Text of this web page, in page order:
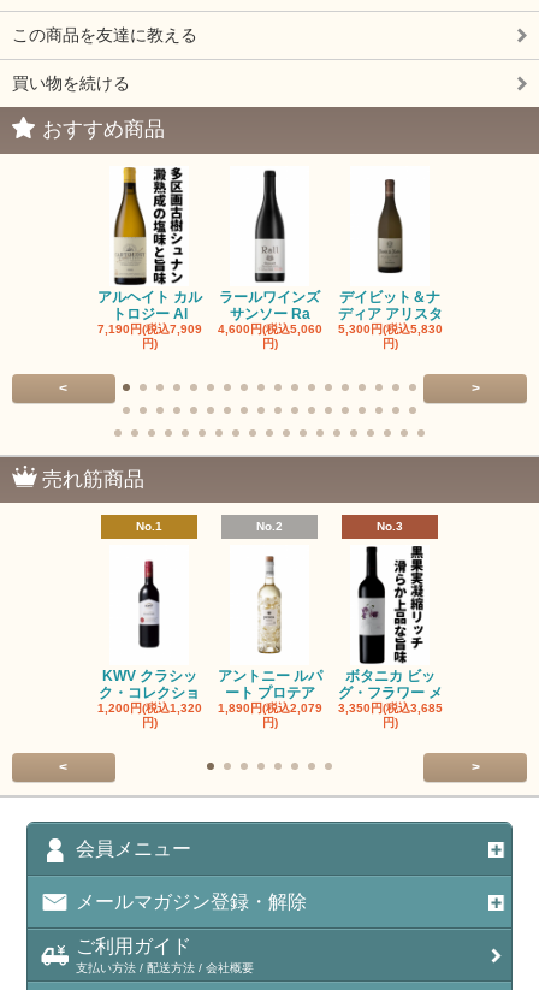
この商品を友達に教える
買い物を続ける
おすすめ商品
アルヘイト カル
トロジー Al
7,190円(税込7,909
円)
ラールワインズ
サンソー Ra
4,600円(税込5,060
円)
デイビット＆ナ
ディア アリスタ
5,300円(税込5,830
円)
< >
売れ筋商品
No.1
KWV クラシッ
ク・コレクショ
1,200円(税込1,320
円)
No.2
アントニー ルパ
ート プロテア
1,890円(税込2,079
円)
No.3
ボタニカ ビッ
グ・フラワー メ
3,350円(税込3,685
円)
< >
会員メニュー
メールマガジン登録・解除
ご利用ガイド
支払い方法 / 配送方法 / 会社概要